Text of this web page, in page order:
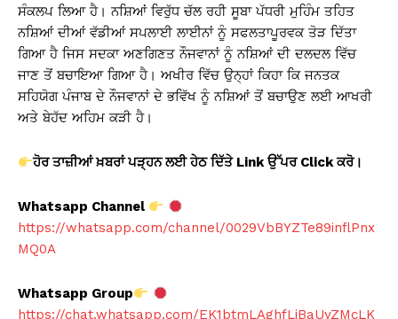
ਸੰਕਲਪ ਲਿਆ ਹੈ। ਨਸ਼ਿਆਂ ਵਿਰੁੱਧ ਚੱਲ ਰਹੀ ਸੂਬਾ ਪੱਧਰੀ ਮੁਹਿੰਮ ਤਹਿਤ
ਨਸ਼ਿਆਂ ਦੀਆਂ ਵੱਡੀਆਂ ਸਪਲਾਈ ਲਾਈਨਾਂ ਨੂੰ ਸਫਲਤਾਪੂਰਵਕ ਤੋੜ ਦਿੱਤਾ
ਗਿਆ ਹੈ ਜਿਸ ਸਦਕਾ ਅਣਗਿਣਤ ਨੌਜਵਾਨਾਂ ਨੂੰ ਨਸ਼ਿਆਂ ਦੀ ਦਲਦਲ ਵਿੱਚ
ਜਾਣ ਤੋਂ ਬਚਾਇਆ ਗਿਆ ਹੈ। ਅਖੀਰ ਵਿੱਚ ਉਨ੍ਹਾਂ ਕਿਹਾ ਕਿ ਜਨਤਕ
ਸਹਿਯੋਗ ਪੰਜਾਬ ਦੇ ਨੌਜਵਾਨਾਂ ਦੇ ਭਵਿੱਖ ਨੂੰ ਨਸ਼ਿਆਂ ਤੋਂ ਬਚਾਉਣ ਲਈ ਆਖਰੀ
ਅਤੇ ਬੇਹੱਦ ਅਹਿਮ ਕੜੀ ਹੈ।
ਹੋਰ ਤਾਜ਼ੀਆਂ ਖ਼ਬਰਾਂ ਪੜ੍ਹਨ ਲਈ ਹੇਠ ਦਿੱਤੇ Linkਉੱਪਰ Clickਕਰੋ।
Whatsapp Channel
https://whatsapp.com/channel/0029VbBYZTe89inflPnx
MQ0A
Whatsapp Group
https://chat.whatsapp.com/EK1btmLAghfLjBaUyZMcLK